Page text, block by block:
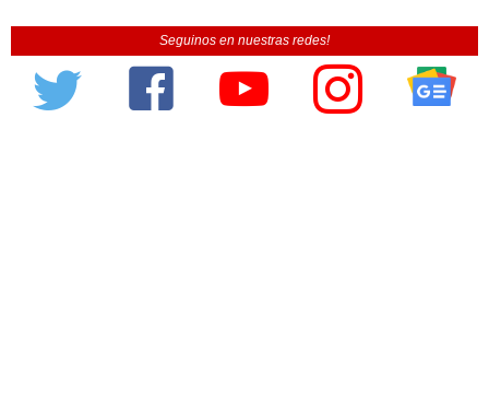
Seguinos en nuestras redes!